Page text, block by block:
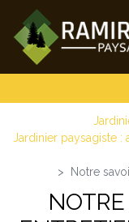
Jardinier paysagiste :
Notre
Panneau de gestion des